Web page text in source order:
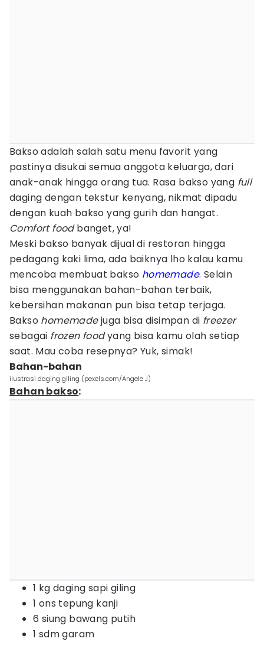
Bakso adalah salah satu menu favorit yang
pastinya disukai semua anggota keluarga, dari
anak-anak hingga orang tua. Rasa bakso yang full
daging dengan tekstur kenyang, nikmat dipadu
dengan kuah bakso yang gurih dan hangat.
Comfort foodbanget, ya!
Meski bakso banyak dijual di restoran hingga
pedagang kaki lima, ada baiknya lho kalau kamu
mencoba membuat bakso homemade. Selain
bisa menggunakan bahan-bahan terbaik,
kebersihan makanan pun bisa tetap terjaga.
Bakso homemadejuga bisa disimpan di freezer
sebagai frozen foodyang bisa kamu olah setiap
saat. Mau coba resepnya? Yuk, simak!
Bahan-bahan
ilustrasi daging giling (pexels.com/Angele J)
Bahan bakso:
1 kg daging sapi giling
1 ons tepung kanji
6 siung bawang putih
1 sdm garam